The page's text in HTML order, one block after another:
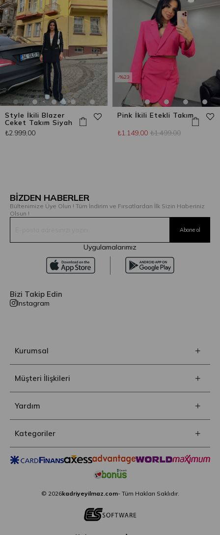
Style İkili Blazer
Ceket Takım Siyah
₺2.999,00
Pink İkili Etekli Takım
₺1.149,00 ₺1.499,00
%23
BİZDEN HABERLER
Bültenimize Üye Olun ! Tüm İndirim ve Fırsatlardan İlk Sizin Haberiniz
Olsun !
Uygulamalarımız
Bizi Takip Edin
Instagram
Kurumsal
Müşteri İlişkileri
Yardım
Kategoriler
© 2026kadriyeyilmaz.com- Tüm Hakları Saklıdır.